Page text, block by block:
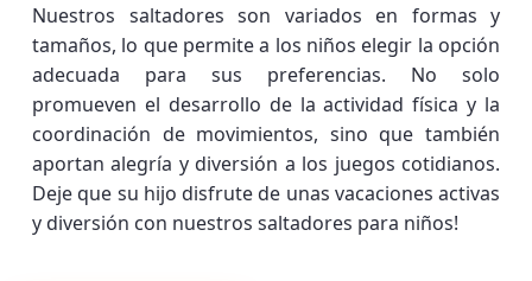
Nuestros saltadores son variados en formas y
tamaños, lo que permite a los niños elegir la opción
adecuada para sus preferencias. No solo
promueven el desarrollo de la actividad física y la
coordinación de movimientos, sino que también
aportan alegría y diversión a los juegos cotidianos.
Deje que su hijo disfrute de unas vacaciones activas
y diversión con nuestros saltadores para niños!